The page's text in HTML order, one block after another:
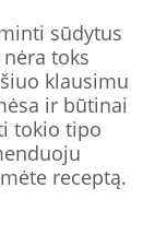
sūdytus
toks
klausimu
ir būtinai
tokio tipo
receptą.